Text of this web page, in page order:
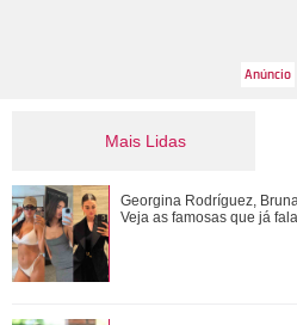
Mais Lidas
Tony Ramos faz
Timberg
Georgina Rodríguez,
Veja as famosas que já